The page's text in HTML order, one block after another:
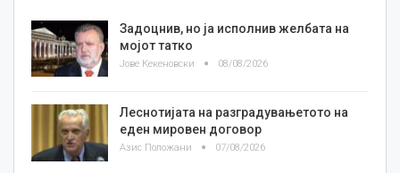
Задоцнив, но ја исполнив желбата на
мојот татко
Јове Кекеновски 08/08/2026
Леснотијата на разградувањетото на
еден мировен договор
Азис Положани 07/08/2026